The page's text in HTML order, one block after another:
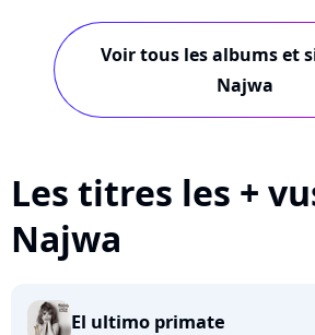
Voir tous les albums et
Najwa
Les titres les +
Najwa
El ultimo primate